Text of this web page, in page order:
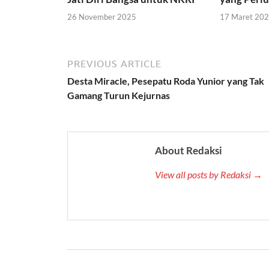
26 November 2025 17 Maret
PREVIOUS ARTICLE
Desta Miracle, Pesepatu Roda Yunior yang Tak
Gamang Turun Kejurnas
About Redaksi
View all posts by Redaksi →